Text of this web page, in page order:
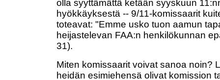
olla syyttämättä ketään syyskuun
hyökkäyksestä -- 9/11-komissaarit
toteavat: "Emme usko tuon aamun
heijastelevan FAA:n henkilökunnan
31).
Miten komissaarit voivat sanoa noin?
heidän esimiehensä olivat komission